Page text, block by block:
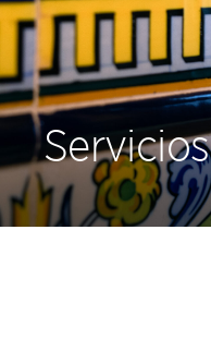
Contacto
Servicios